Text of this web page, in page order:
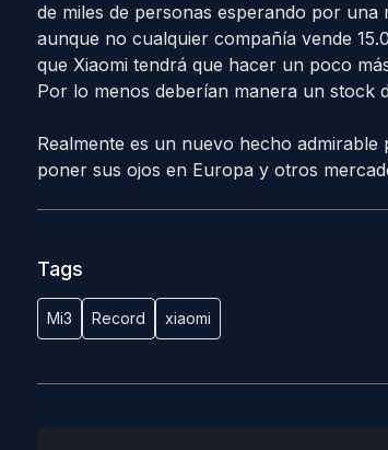
de miles de personas esperando por
aunque no cualquier compañía vende
que Xiaomi tendrá que hacer un poco
Por lo menos deberían manera un stock
Realmente es un nuevo hecho
poner sus ojos en Europa y otros
Tags
Mi3 Record xiaomi